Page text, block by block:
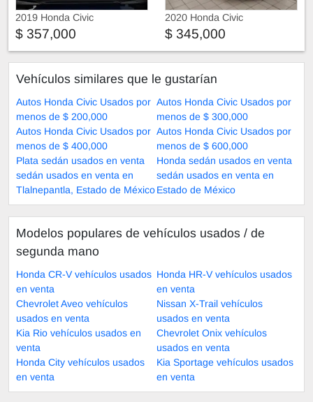
2019 Honda Civic
$ 357,000
2020 Honda Civic
$ 345,000
Vehículos similares que le gustarían
Autos Honda Civic Usados por
menos de $ 200,000
Autos Honda Civic Usados por
menos de $ 300,000
Autos Honda Civic Usados por
menos de $ 400,000
Autos Honda Civic Usados por
menos de $ 600,000
Plata sedán usados en venta
Honda sedán usados en venta
sedán usados en venta en
Tlalnepantla, Estado de México
sedán usados en venta en
Estado de México
Modelos populares de vehículos usados ​​/ de
segunda mano
Honda CR-V vehículos usados
en venta
Honda HR-V vehículos usados
en venta
Chevrolet Aveo vehículos
usados en venta
Nissan X-Trail vehículos
usados en venta
Kia Rio vehículos usados en
venta
Chevrolet Onix vehículos
usados en venta
Honda City vehículos usados
en venta
Kia Sportage vehículos usados
en venta